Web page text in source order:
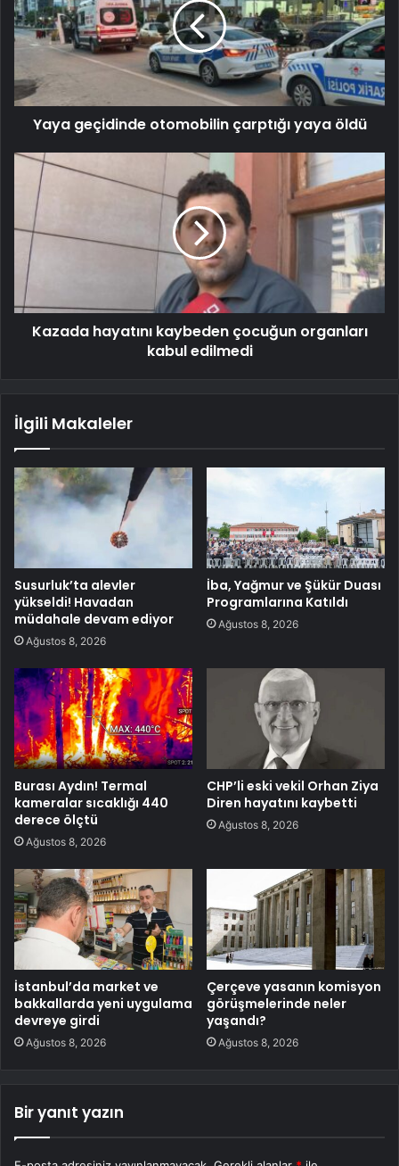
Yaya geçidinde otomobilin çarptığı yaya öldü
Kazada hayatını kaybeden çocuğun organları
kabul edilmedi
İlgili Makaleler
Susurluk’ta alevler
yükseldi! Havadan
müdahale devam ediyor
Ağustos 8, 2026
İba, Yağmur ve Şükür Duası
Programlarına Katıldı
Ağustos 8, 2026
Burası Aydın! Termal
kameralar sıcaklığı 440
derece ölçtü
Ağustos 8, 2026
CHP’li eski vekil Orhan Ziya
Diren hayatını kaybetti
Ağustos 8, 2026
İstanbul’da market ve
bakkallarda yeni uygulama
devreye girdi
Ağustos 8, 2026
Çerçeve yasanın komisyon
görüşmelerinde neler
yaşandı?
Ağustos 8, 2026
Bir yanıt yazın